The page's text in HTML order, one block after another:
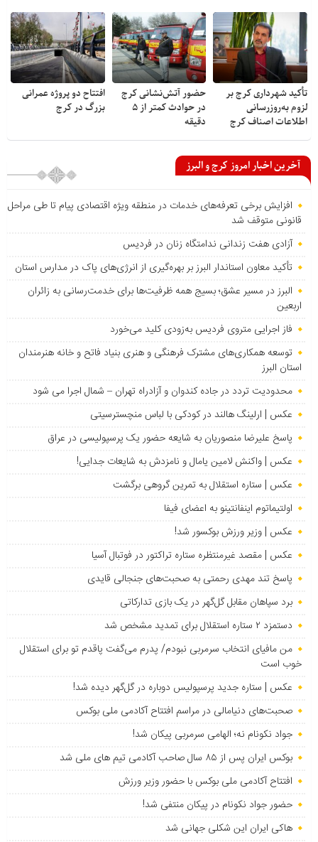
تأکید شهرداری کرج بر
لزوم به‌روزرسانی
اطلاعات اصناف کرج
حضور آتش‌نشانی کرج
در حوادث کمتر از ۵
دقیقه
افتتاح دو پروژه عمرانی
بزرگ در کرج
آخرین اخبار امروز کرج و البرز
افزایش برخی تعرفه‌های خدمات در منطقه ویژه اقتصادی پیام تا طی مراحل
قانونی متوقف شد
آزادی هفت زندانی ندامتگاه زنان در فردیس
تأکید معاون استاندار البرز بر بهره‌گیری از انرژی‌های پاک در مدارس استان
البرز در مسیر عشق؛ بسیج همه ظرفیت‌ها برای خدمت‌رسانی به زائران
اربعین
فاز اجرایی متروی فردیس به‌زودی کلید می‌خورد
توسعه همکاری‌های مشترک فرهنگی و هنری بنیاد فاتح و خانه هنرمندان
استان البرز
محدودیت تردد در جاده کندوان و آزادراه تهران – شمال اجرا می شود
عکس | ارلینگ هالند در کودکی با لباس منچسترسیتی
پاسخ علیرضا منصوریان به شایعه حضور یک پرسپولیسی در عراق
عکس | واکنش لامین یامال و نامزدش به شایعات جدایی!
عکس | ستاره استقلال به تمرین گروهی برگشت
اولتیماتوم اینفانتینو به اعضای فیفا
عکس | وزیر ورزش بوکسور شد!
عکس | مقصد غیرمنتظره ستاره تراکتور در فوتبال آسیا
پاسخ تند مهدی رحمتی به صحبت‌های جنجالی قایدی
برد سپاهان مقابل گل‌گهر در یک بازی تدارکاتی
دستمزد ۲ ستاره استقلال برای تمدید مشخص شد
من مافیای انتخاب سرمربی نبودم/ پدرم می‌گفت پاقدم تو برای استقلال
خوب است
عکس | ستاره جدید پرسپولیس دوباره در گل‌گهر دیده شد!
صحبت‌های دنیامالی در مراسم افتتاح آکادمی ملی بوکس
جواد نکونام نه؛ الهامی سرمربی پیکان شد!
بوکس ایران پس از ۸۵ سال صاحب آکادمی تیم های ملی شد
افتتاح آکادمی ملی بوکس با حضور وزیر ورزش
حضور جواد نکونام در پیکان منتفی شد!
هاکی ایران این شکلی جهانی شد